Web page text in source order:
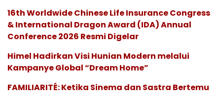
16th Worldwide Chinese Life Insurance Congress
& International Dragon Award (IDA) Annual
Conference 2026 Resmi Digelar
Himel Hadirkan Visi Hunian Modern melalui
Kampanye Global “Dream Home”
FAMILIARITÉ: Ketika Sinema dan Sastra Bertemu